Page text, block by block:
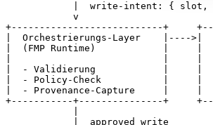
|  write-intent: {
            v
+---------------------------+
|  Orchestrierungs-Layer    |---->|
|  (FMP Runtime)            |     |
|                           |     |
|  - Validierung            |     |
|  - Policy-Check           |     |
|  - Provenance-Capture     |
+-----------+---------------+
            |  approved write